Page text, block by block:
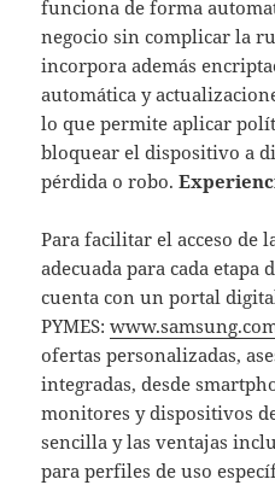
funciona de forma
negocio sin complicar la
incorpora además
automática y
lo que permite aplicar
bloquear el dispositivo a
pérdida o robo.
Para facilitar el acceso de
adecuada para cada etapa
cuenta con un portal
PYMES:
ofertas personalizadas,
integradas, desde
monitores y dispositivos
sencilla y las ventajas
para perfiles de uso